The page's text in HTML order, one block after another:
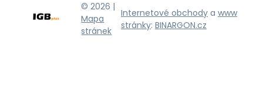
© 2026 |
Mapa
stránek
Internetové obchody a www
stránky: BINARGON.cz